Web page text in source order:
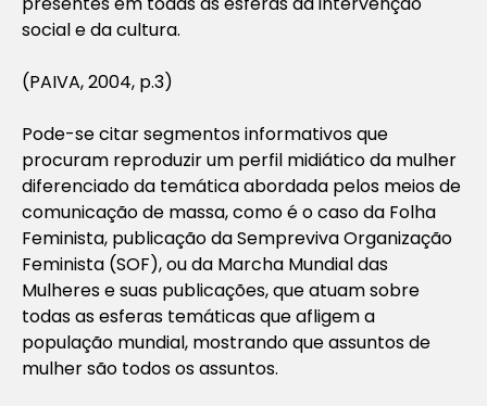
social e da cultura.
(PAIVA, 2004, p.3)
Pode-se citar segmentos informativos que
procuram reproduzir um perfil midiático da mulher
diferenciado da temática abordada pelos meios de
comunicação de massa, como é o caso da Folha
Feminista, publicação da Sempreviva Organização
Feminista (SOF), ou da Marcha Mundial das
Mulheres e suas publicações, que atuam sobre
todas as esferas temáticas que afligem a
população mundial, mostrando que assuntos de
mulher são todos os assuntos.